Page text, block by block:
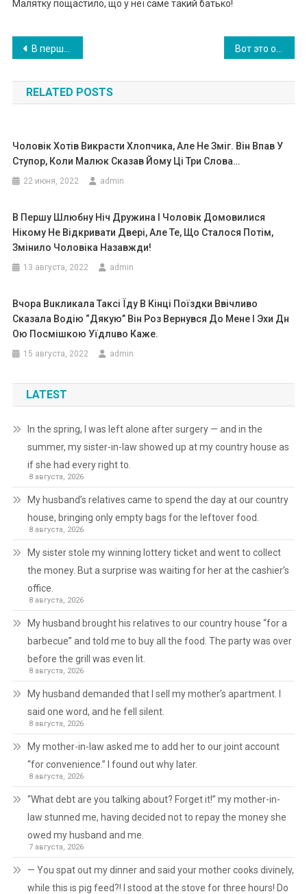
Малятку пощастило, що у неї саме такий батько!
Навигация
по
записям
В першу шлюбну ніч дружина і чоловік домовилися нікому не відкр ивати двері, але те, що сталося потім, змінило чоловіка назавжди!
RELATED POSTS
Чоловік Хотів Викрасти Хлопчика, Але Не Зміг. Він Впав У
Ступор, Коли Малюк Сказав Йому Ці Три Слова…
22 июня, 2022 admin
В Першу Шлюбну Ніч Дружина І Чоловік Домовилися
Нікому Не Відкривати Двері, Але Те, Що Сталося Потім,
Змінило Чоловіка Назавжди!
13 августа, 2022 admin
Bчоpа Вuкликала Такci Їдy В Кiнцi Поїздки Ввiчливо
Сказала Водiю “Дякyю” Вiн Роз Вepнyвcя До Мeнe I Эxи Дн
Ою Поcмiшкою Уїдлuво Кажe.
15 августа, 2022 admin
LATEST
In the spring, I was left alone after surgery — and in the
summer, my sister-in-law showed up at my country house as
if she had every right to.
8 августа, 2026
My husband’s relatives came to spend the day at our country
house, bringing only empty bags for the leftover food.
8 августа, 2026
My sister stole my winning lottery ticket and went to collect
the money. But a surprise was waiting for her at the cashier’s
office.
8 августа, 2026
My husband brought his relatives to our country house “for a
barbecue” and told me to buy all the food. The party was over
before the grill was even lit.
8 августа, 2026
My husband demanded that I sell my mother’s apartment. I
said one word, and he fell silent.
8 августа, 2026
My mother-in-law asked me to add her to our joint account
“for convenience.” I found out why later.
8 августа, 2026
“What debt are you talking about? Forget it!” my mother-in-
law stunned me, having decided not to repay the money she
owed my husband and me.
7 августа, 2026
— You spat out my dinner and said your mother cooks divinely,
while this is pig feed?! I stood at the stove for three hours! Do